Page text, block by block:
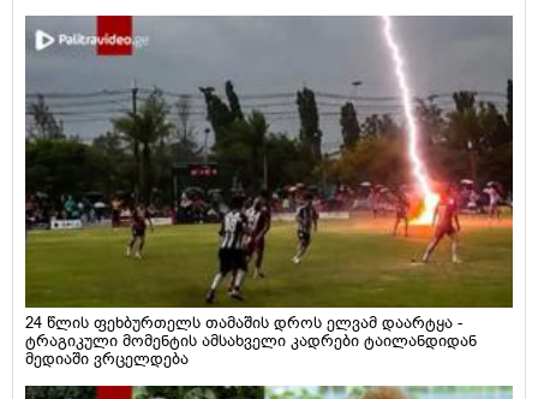
24 წლის ფეხბურთელს თამაშის დროს ელვამ დაარტყა -
ტრაგიკული მომენტის ამსახველი კადრები ტაილანდიდან
მედიაში ვრცელდება